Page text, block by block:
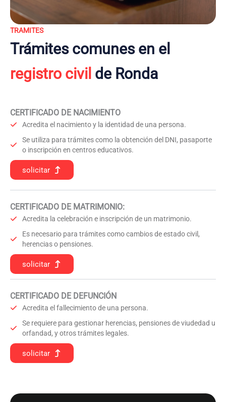
TRAMITES
Trámites comunes en el
registro civil de Ronda
CERTIFICADO DE NACIMIENTO
Acredita el nacimiento y la identidad de una persona.
Se utiliza para trámites como la obtención del DNI, pasaporte
o inscripción en centros educativos.
solicitar
CERTIFICADO DE MATRIMONIO:
Acredita la celebración e inscripción de un matrimonio.
Es necesario para trámites como cambios de estado civil,
herencias o pensiones.
solicitar
CERTIFICADO DE DEFUNCIÓN
Acredita el fallecimiento de una persona.
Se requiere para gestionar herencias, pensiones de viudedad u
orfandad, y otros trámites legales.
solicitar